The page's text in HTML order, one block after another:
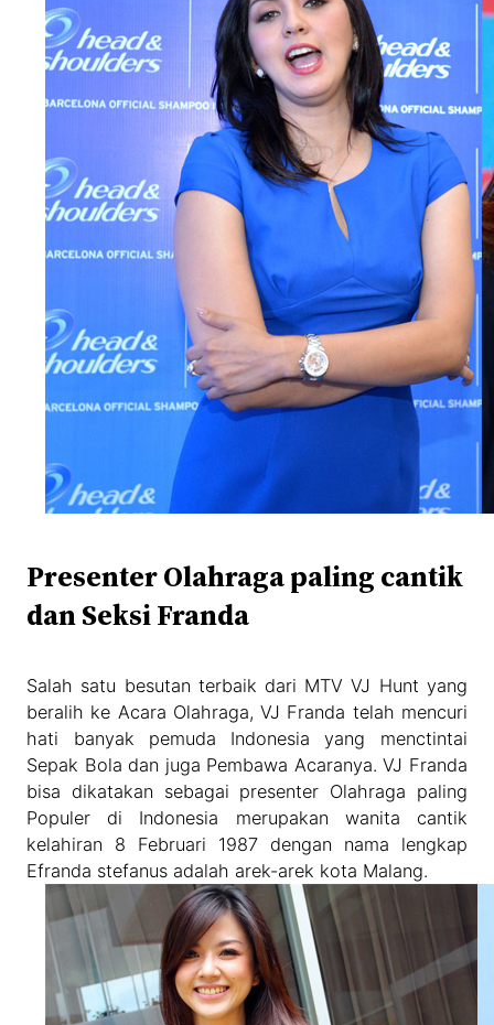
Presenter Olahraga paling cantik
dan Seksi Franda
Salah satu besutan terbaik dari MTV VJ Hunt yang
beralih ke Acara Olahraga, VJ Franda telah mencuri
hati banyak pemuda Indonesia yang menctintai
Sepak Bola dan juga Pembawa Acaranya. VJ Franda
bisa dikatakan sebagai presenter Olahraga paling
Populer di Indonesia merupakan wanita cantik
kelahiran 8 Februari 1987 dengan nama lengkap
Efranda stefanus adalah arek-arek kota Malang.